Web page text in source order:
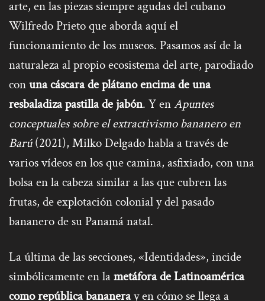
arte, en las piezas siempre agudas del cubano
Wilfredo Prieto que aborda aquí el
funcionamiento de los museos. Pasamos así de la
naturaleza al propio ecosistema del arte, parodiado
conuna cáscara de plátano encima de una
resbaladiza pastilla de jabón. Y enApuntes
conceptuales sobre el extractivismo bananero en
Barú(2021), Milko Delgado habla a través de
varios vídeos en los que camina, asfixiado, con una
bolsa en la cabeza similar a las que cubren las
frutas, de explotación colonial y del pasado
bananero de su Panamá natal.
La última de las secciones, «Identidades», incide
simbólicamente en lametáfora de Latinoamérica
como república bananeray en cómo se llega a